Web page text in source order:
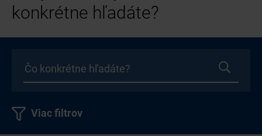
konkrétne hľadáte?
Viac filtrov